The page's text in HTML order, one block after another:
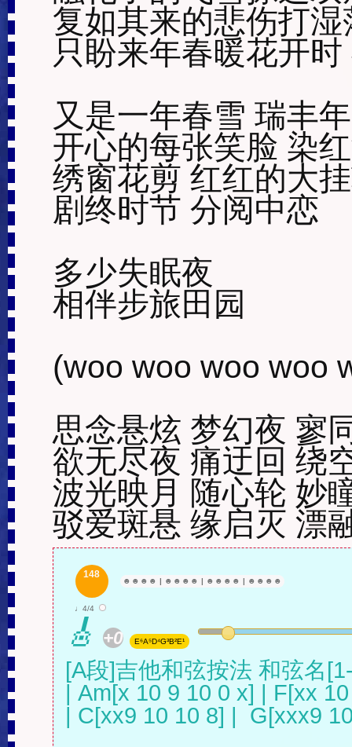
复如其来的悲伤打湿
只盼来年春暖花开
又是一年春雪 瑞丰
开心的每张笑脸 染
绣窗花剪 红红的大
剧终时节 分阅中恋
多少失眠夜
相伴步旅田园
(woo woo woo woo
思念悬炫 梦幻夜 寥
欲无尽夜 痛迂回 绕
波光映月 随心轮 妙
驳爱斑悬 缘启灭 漂
148
☻ ☻ ☻ ☻ | ☻ ☻ ☻ ☻ | ☻ ☻ ☻ ☻ | ☻ ☻ ☻ ☻
♩4/4
🎸 +0 E⁶A⁵D⁴G³B²E¹
[A段]吉他和弦按法 和弦名
| Am[x 10 9 10 0 x] | F[xx
| C[xx9 10 10 8] |  G[xxx9